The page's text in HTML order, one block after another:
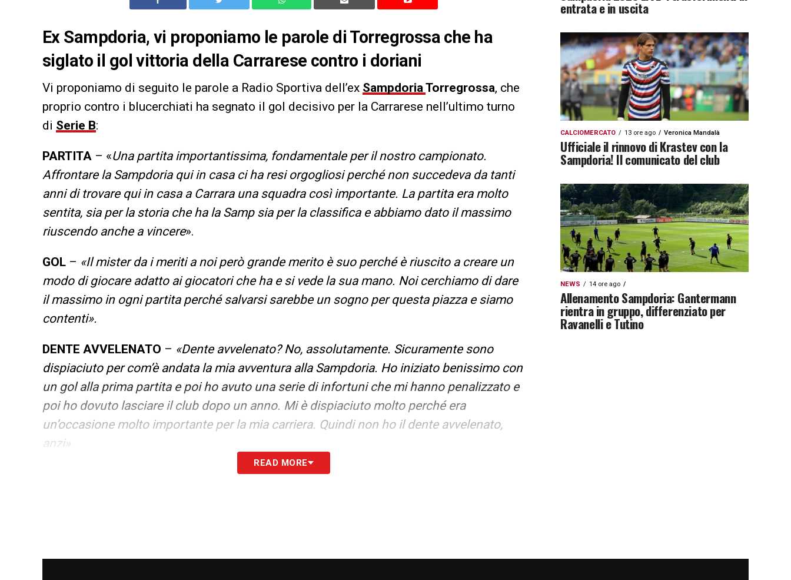
Ex Sampdoria, vi proponiamo le parole di Torregrossa che ha
siglato il gol vittoria della Carrarese contro i doriani
Vi proponiamo di seguito le parole a Radio Sportiva dell’ex SampdoriaTorregrossa, che
proprio contro i blucerchiati ha segnato il gol decisivo per la Carrarese nell’ultimo turno
di Serie B:
PARTITA – «Una partita importantissima, fondamentale per il nostro campionato.
Affrontare la Sampdoria qui in casa ci ha resi orgogliosi perché non succedeva da tanti
anni di trovare qui in casa a Carrara una squadra così importante. La partita era molto
sentita, sia per la storia che ha la Samp sia per la classifica e abbiamo dato il massimo
riuscendo anche a vincere».
GOL – «Il mister da i meriti a noi però grande merito è suo perché è riuscito a creare un
modo di giocare adatto ai giocatori che ha e si vede la sua mano. Noi cerchiamo di dare
il massimo in ogni partita perché salvarsi sarebbe un sogno per questa piazza e siamo
contenti».
DENTE AVVELENATO – «Dente avvelenato? No, assolutamente. Sicuramente sono
dispiaciuto per com’è andata la mia avventura alla Sampdoria. Ho iniziato benissimo con
un gol alla prima partita e poi ho avuto una serie di infortuni che mi hanno penalizzato e
poi ho dovuto lasciare il club dopo un anno. Mi è dispiaciuto molto perché era
un’occasione molto importante per la mia carriera. Quindi non ho il dente avvelenato,
anzi».
«Mi dispiace che si siano messi in questa situazione,
persona grandissima. Che sia alla Samp o al Cagliari in B o alla Roma in Champions, è un
READ MORE
entrata e in uscita
CALCIOMERCATO 13 ore ago Veronica Mandalà
Ufficiale il rinnovo di Krastev con la
Sampdoria! Il comunicato del club
NEWS 14 ore ago
Allenamento Sampdoria: Gantermann
rientra in gruppo, differenziato per
Ravanelli e Tutino